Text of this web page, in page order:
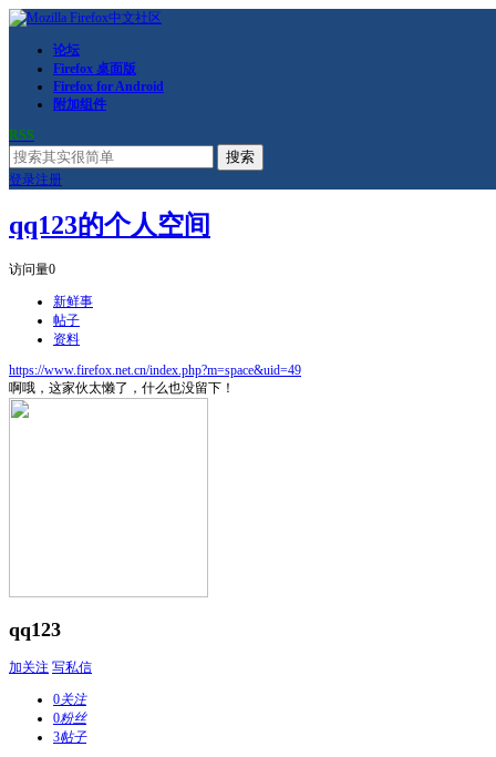
论坛
Firefox 桌面版
Firefox for Android
附加组件
RSS
搜索
登录注册
qq123的个人空间
访问量0
新鲜事
帖子
资料
https://www.firefox.net.cn/index.php?m=space&uid=49
啊哦，这家伙太懒了，什么也没留下！
qq123
加关注 写私信
0关注
0粉丝
3帖子